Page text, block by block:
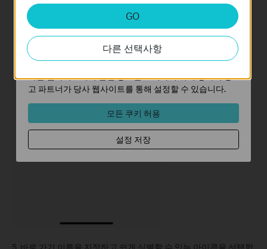
GO
다른 선택사항
분석 및 마케팅 쿠키
분석 쿠키는 웹사이트의 기능을 개선하고 조정하기 위해
웹사이트에서의 사용자 활동을 분석하는 데 사용하는 쿠키
입니다.
마케팅 쿠키는 귀하의 관심사에 대한 프로필을 생성하고
다른 웹사이트에서 관련 광고를 표시하기 위해 당사의 광
고 파트너가 당사 웹사이트를 통해 설정할 수 있습니다.
모든 쿠키 허용
설정 저장